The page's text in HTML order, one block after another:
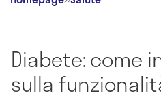
Diabete: come
sulla